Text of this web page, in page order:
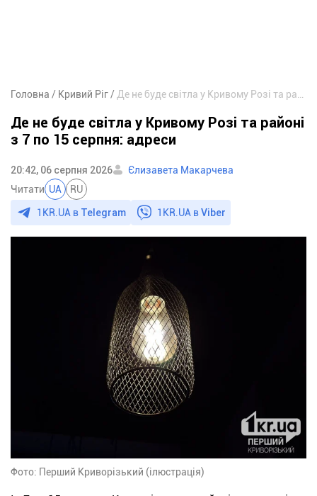
Головна Кривий Ріг
Де не буде світла у Кривому Розі та районі
з 7 по 15 серпня: адреси
20:42, 06 серпня 2026
Єлизавета Макарчева
Читати UA RU
1KR.UA в Telegram 1KR.UA вViber
Фото: Перший Криворізький (ілюстрація)